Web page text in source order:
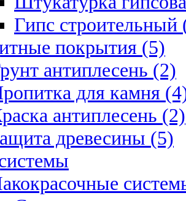
Гипс строительный
покрытия (5)
антиплесень (2)
для камня
антиплесень (2)
древесины (5)